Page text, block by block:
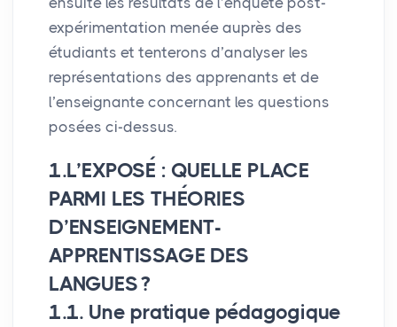
expérimentation menée auprès des
étudiants et tenterons d’analyser les
représentations des apprenants et de
l’enseignante concernant les questions
posées ci-dessus.
1.L’EXPOSÉ : QUELLE PLACE
PARMI LES THÉORIES
D’ENSEIGNEMENT-
APPRENTISSAGE DES
LANGUES?
1.1. Une pratique pédagogique